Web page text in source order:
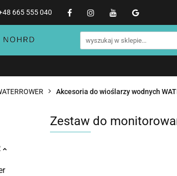
665 555 040
Strefa treningowa
wodne WATERROWER Produkty
o WATERROWER Informacje o
% Akcesoria do wioślarzy wodnych
Zestaw do